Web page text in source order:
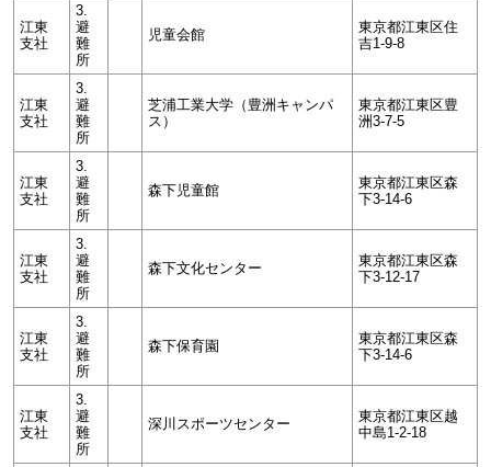
江東
支社
3.
避
難
所
児童会館
東京都江東区住
吉1-9-8
江東
支社
3.
避
難
所
芝浦工業大学（豊洲キャンパ
ス）
東京都江東区豊
洲3-7-5
江東
支社
3.
避
難
所
森下児童館
東京都江東区森
下3-14-6
江東
支社
3.
避
難
所
森下文化センター
東京都江東区森
下3-12-17
江東
支社
3.
避
難
所
森下保育園
東京都江東区森
下3-14-6
江東
支社
3.
避
難
所
深川スポーツセンター
東京都江東区越
中島1-2-18